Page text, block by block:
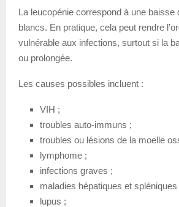
La leucopénie correspond à une baisse
blancs. En pratique, cela peut rendre
vulnérable aux infections, surtout si la
ou prolongée.
Les causes possibles incluent :
VIH ;
troubles auto-immuns ;
troubles ou lésions de la moelle
lymphome ;
infections graves ;
maladies hépatiques et spléniques
lupus ;